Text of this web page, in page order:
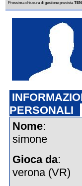
Prossima chiusura di gestione prevista
PERSONALI
Nome:
simone
Gioca da:
verona (VR)